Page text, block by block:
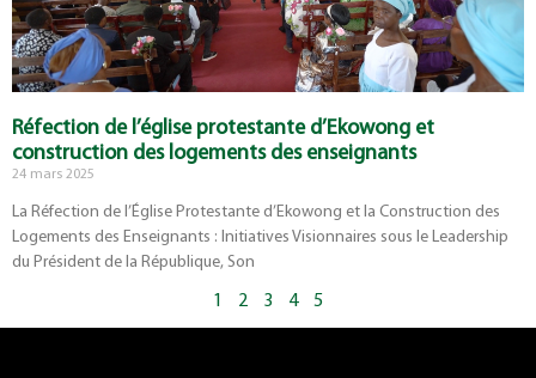
Réfection de l’église protestante d’Ekowong et
construction des logements des enseignants
24 mars 2025
La Réfection de l’Église Protestante d’Ekowong et la Construction des
Logements des Enseignants : Initiatives Visionnaires sous le Leadership
du Président de la République, Son
1 2 3 4 5